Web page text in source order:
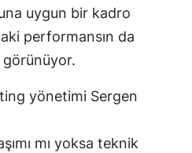
uygun bir kadro
performansın da
görünüyor.
yönetimi Sergen
mı yoksa teknik